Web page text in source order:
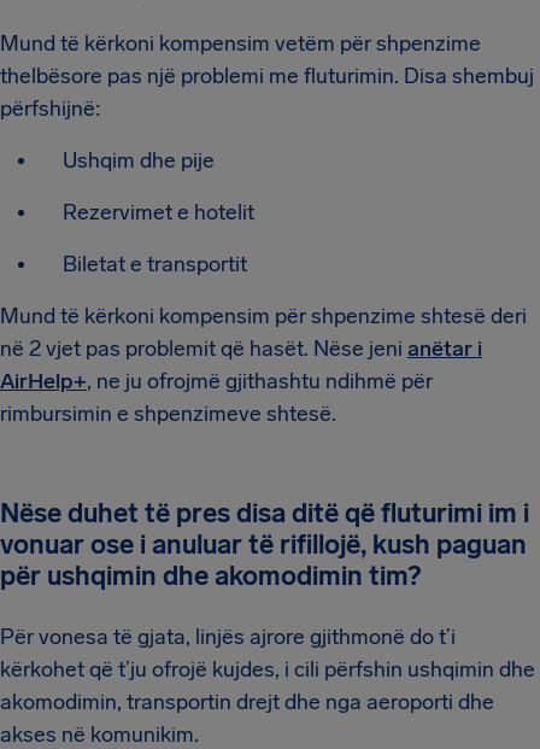
Mund të kërkoni kompensim vetëm për shpenzime
thelbësore pas një problemi me fluturimin. Disa shembuj
përfshijnë:
Ushqim dhe pije
Rezervimet e hotelit
Biletat e transportit
Mund të kërkoni kompensim për shpenzime shtesë deri
në 2 vjet pas problemit që hasët. Nëse jeni anëtar i
AirHelp+, ne ju ofrojmë gjithashtu ndihmë për
rimbursimin e shpenzimeve shtesë.
Nëse duhet të pres disa ditë që fluturimi im i
vonuar ose i anuluar të rifillojë, kush paguan
për ushqimin dhe akomodimin tim?
Për vonesa të gjata, linjës ajrore gjithmonë do t’i
kërkohet që t’ju ofrojë kujdes, i cili përfshin ushqimin dhe
akomodimin, transportin drejt dhe nga aeroporti dhe
akses në komunikim.